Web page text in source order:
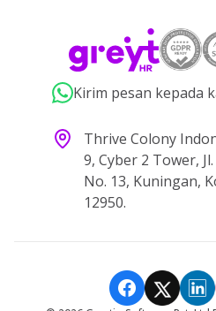
Kirim pesan kepada
Thrive Colony
9, Cyber 2 Tower,
No. 13, Kuningan,
12950.